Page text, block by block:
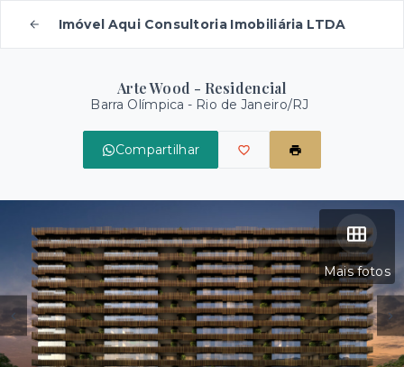
Imóvel Aqui Consultoria Imobiliária LTDA
Arte Wood - Residencial
Barra Olímpica - Rio de Janeiro/RJ
Compartilhar
Mais fotos